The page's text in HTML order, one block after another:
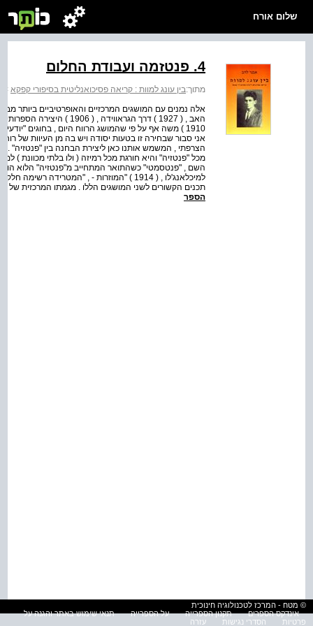
שלום אורח
4. פנטזמה ועבודת החלום
מתוך:בין עונג למוות : קריאה פסיכואנליטית בסיפורי קפקא >
אלה נמנים עם המושגים המרכזיים והאופרטיביים ביותר
הצרפתי , המשמש אותנו כאן ליצירת הבחנה בין "פנטזיה"
מכל "פנטזיה" והיא חורגת מכל רמיזה ( ולו בלתי מכוונת )
השם , "פנטסמטי" כשהתואר המתחייב מ"פנטזיה" הלוא הוא
למיכלאנג'לו , ( 1914 ) "המוזרות - , "המטרידה
תכנים הקשורים לשני המושגים הללו . מגמתו המרכזית של
הספר
© מטח - המרכז לטכנולוגיה חינוכית
אינדקס הספרים
תקנון הספרייה על הספרייה
תנאי שימוש באתר והגנה על
פרטיות
הסדרי נגישות עזרה